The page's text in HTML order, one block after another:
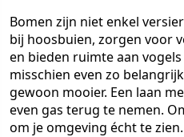
Bomen zijn niet enkel
bij hoosbuien, zorgen voor
en bieden ruimte aan
misschien even zo
gewoon mooier. Een laan
even gas terug te nemen.
om je omgeving écht te zien.